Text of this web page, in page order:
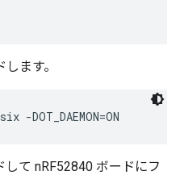
ます。
して nRF52840 ボードにフ